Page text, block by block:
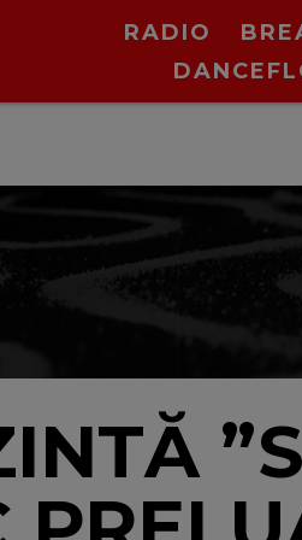
RADIO